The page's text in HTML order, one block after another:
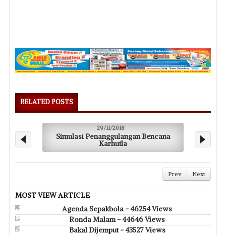
RELATED POSTS
29/11/2018
Simulasi Penanggulangan Bencana
Karhutla
Prev Next
MOST VIEW ARTICLE
Agenda Sepakbola - 46254 Views
Ronda Malam - 44646 Views
Bakal Dijemput - 43527 Views